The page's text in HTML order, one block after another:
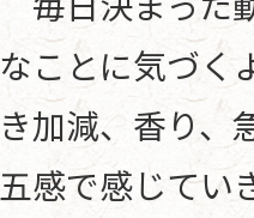
なことに気づく
き加減、香り、
五感で感じてい